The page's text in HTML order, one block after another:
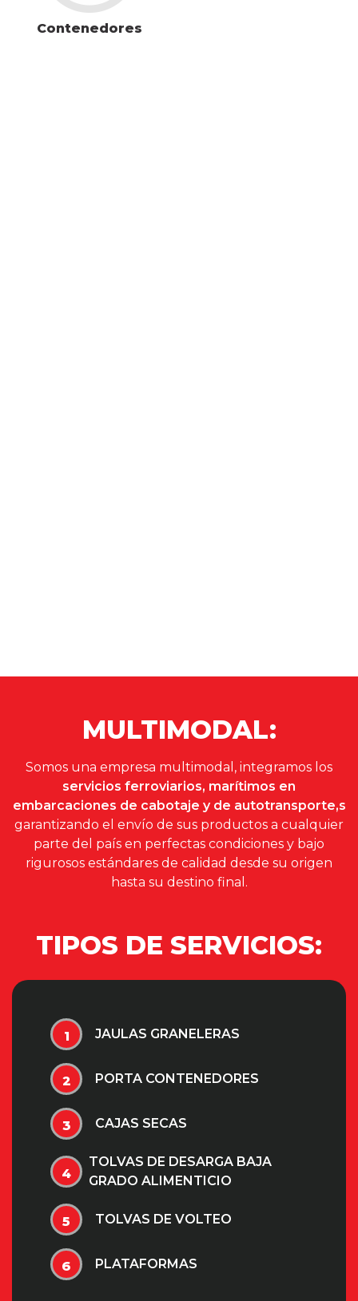
Contenedores
MULTIMODAL:
Somos una empresa multimodal, integramos los
servicios ferroviarios, marítimos en
embarcaciones de cabotaje y de autotransporte,s
garantizando el envío de sus productos a cualquier
parte del país en perfectas condiciones y bajo
rigurosos estándares de calidad desde su origen
hasta su destino final.
TIPOS DE SERVICIOS:
1 JAULAS GRANELERAS
2 PORTA CONTENEDORES
3 CAJAS SECAS
4
TOLVAS DE DESARGA BAJA
GRADO ALIMENTICIO
5 TOLVAS DE VOLTEO
6 PLATAFORMAS